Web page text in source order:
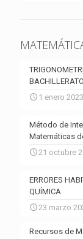
BACHILLERATO
1 enero 2023
Método de
Matemáticas
21 octubre
ERRORES
QUÍMICA
23 marzo
Recursos de